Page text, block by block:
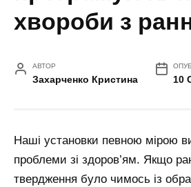
хвороби з
АВТОР
Захарченко Кристина 10
Наші установки певною мірою
проблеми зі здоров’ям. Якщо
твердження було чимось із